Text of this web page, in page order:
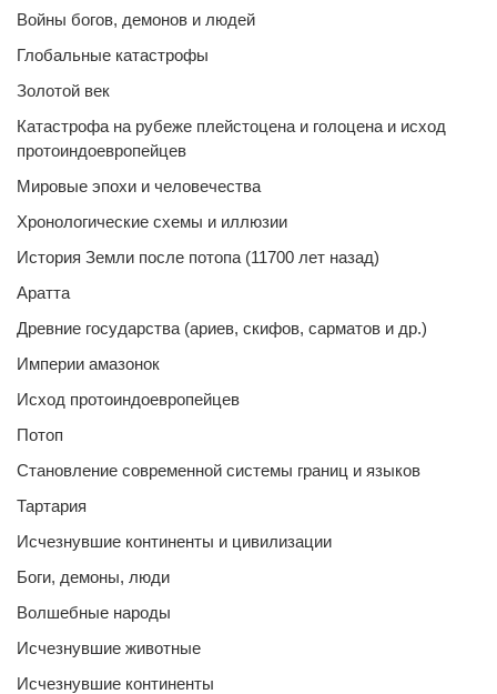
Войны богов, демонов и людей
Глобальные катастрофы
Золотой век
Катастрофа на рубеже плейстоцена и голоцена и исход
протоиндоевропейцев
Мировые эпохи и человечества
Хронологические схемы и иллюзии
История Земли после потопа (11700 лет назад)
Аратта
Древние государства (ариев, скифов, сарматов и др.)
Империи амазонок
Исход протоиндоевропейцев
Потоп
Становление современной системы границ и языков
Тартария
Исчезнувшие континенты и цивилизации
Боги, демоны, люди
Волшебные народы
Исчезнувшие животные
Исчезнувшие континенты